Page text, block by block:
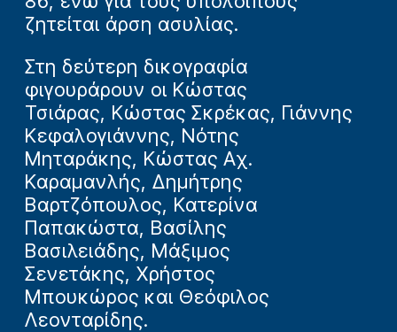
ζητείται άρση ασυλίας.
Στη δεύτερη δικογραφία
φιγουράρουν οι Κώστας
Τσιάρας, Κώστας Σκρέκας, Γιάννης
Κεφαλογιάννης, Νότης
Μηταράκης, Κώστας Αχ.
Καραμανλής, Δημήτρης
Βαρτζόπουλος, Κατερίνα
Παπακώστα, Βασίλης
Βασιλειάδης, Μάξιμος
Σενετάκης, Χρήστος
Μπουκώρος και Θεόφιλος
Λεονταρίδης.